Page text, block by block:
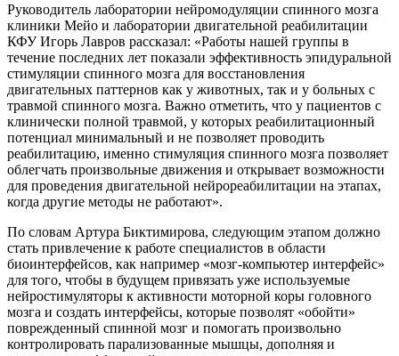
Руководитель лаборатории нейромодуляции спинного мозга
клиники Мейо и лаборатории двигательной реабилитации
КФУ Игорь Лавров рассказал: «Работы нашей группы в
течение последних лет показали эффективность эпидуральной
стимуляции спинного мозга для восстановления
двигательных паттернов как у животных, так и у больных с
травмой спинного мозга. Важно отметить, что у пациентов с
клинически полной травмой, у которых реабилитационный
потенциал минимальный и не позволяет проводить
реабилитацию, именно стимуляция спинного мозга позволяет
облегчать произвольные движения и открывает возможности
для проведения двигательной нейрореабилитации на этапах,
когда другие методы не работают».
По словам Артура Биктимирова, следующим этапом должно
стать привлечение к работе специалистов в области
биоинтерфейсов, как например «мозг-компьютер интерфейс»
для того, чтобы в будущем привязать уже используемые
нейростимуляторы к активности моторной коры головного
мозга и создать интерфейсы, которые позволят «обойти»
поврежденный спинной мозг и помогать произвольно
контролировать парализованные мышцы, дополняя и